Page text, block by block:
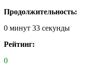
Продолжительность:
0 минут 33 секунды
Рейтинг:
0